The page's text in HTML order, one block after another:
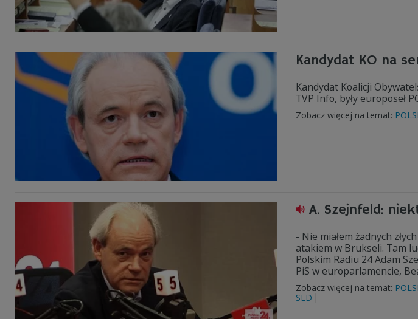
Kandydat KO na
Kandydat Koalicji
TVP Info, były europoseł
Zobacz więcej na temat:
A. Szejnfeld:
- Nie miałem żadnych
atakiem w Brukseli. Tam
Polskim Radiu 24 Adam
PiS w europarlamencie,
Zobacz więcej na temat:
SLD